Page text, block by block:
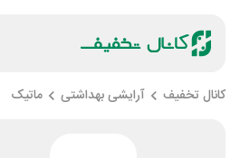
کانال تخفیف آرایشی بهداشتی ماتیک